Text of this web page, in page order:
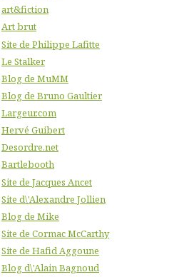
art&fiction
Art brut
Site de Philippe Lafitte
Le Stalker
Blog de MuMM
Blog de Bruno Gaultier
Largeur.com
Hervé Guibert
Desordre.net
Bartlebooth
Site de Jacques Ancet
Site d\'Alexandre Jollien
Blog de Mike
Site de Cormac McCarthy
Site de Hafid Aggoune
Blog d\'Alain Bagnoud